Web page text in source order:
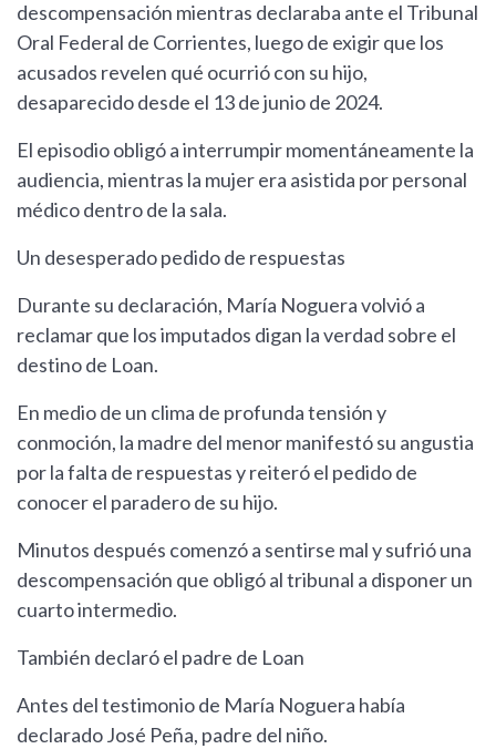
descompensación mientras declaraba ante el Tribunal
Oral Federal de Corrientes, luego de exigir que los
acusados revelen qué ocurrió con su hijo,
desaparecido desde el 13 de junio de 2024.
El episodio obligó a interrumpir momentáneamente la
audiencia, mientras la mujer era asistida por personal
médico dentro de la sala.
Un desesperado pedido de respuestas
Durante su declaración, María Noguera volvió a
reclamar que los imputados digan la verdad sobre el
destino de Loan.
En medio de un clima de profunda tensión y
conmoción, la madre del menor manifestó su angustia
por la falta de respuestas y reiteró el pedido de
conocer el paradero de su hijo.
Minutos después comenzó a sentirse mal y sufrió una
descompensación que obligó al tribunal a disponer un
cuarto intermedio.
También declaró el padre de Loan
Antes del testimonio de María Noguera había
declarado José Peña, padre del niño.